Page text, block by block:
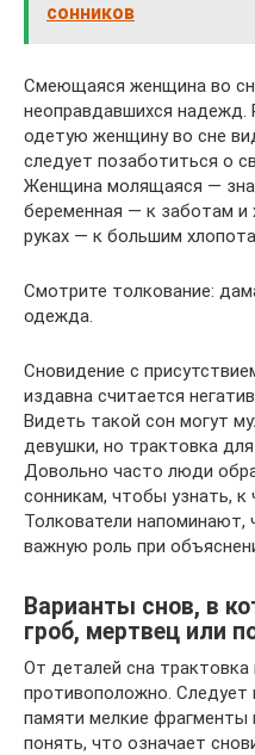
сонников
Смеющаяся женщина во
неоправдавшихся надежд.
одетую женщину во сне
следует позаботиться о
Женщина молящаяся —
беременная — к заботам и
руках — к большим
Смотрите толкование:
одежда.
Сновидение с
издавна считается
Видеть такой сон могут
девушки, но трактовка
Довольно часто люди
сонникам, чтобы узнать, к
Толкователи
важную роль при
Варианты снов, в
гроб, мертвец или
От деталей сна
противоположно. Следует
памяти мелкие фрагменты
понять, что означает